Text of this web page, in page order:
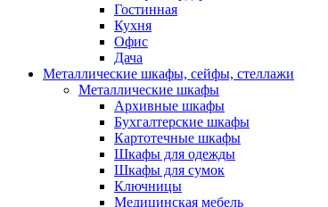
Гостинная
Кухня
Офис
Дача
Металлические шкафы, сейфы, стеллажи
Металлические шкафы
Архивные шкафы
Бухгалтерские шкафы
Картотечные шкафы
Шкафы для одежды
Шкафы для сумок
Ключницы
Медицинская мебель